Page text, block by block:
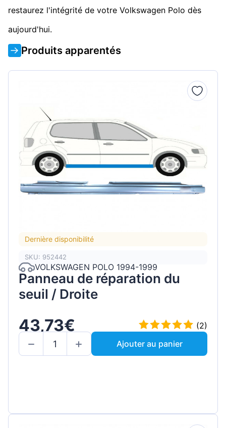
restaurez l'intégrité de votre Volkswagen Polo dès
aujourd'hui.
Produits apparentés
Dernière disponibilité
SKU: 952442
VOLKSWAGEN POLO 1994-1999
Panneau de réparation du
seuil / Droite
43,73€
(2)
Ajouter au panier